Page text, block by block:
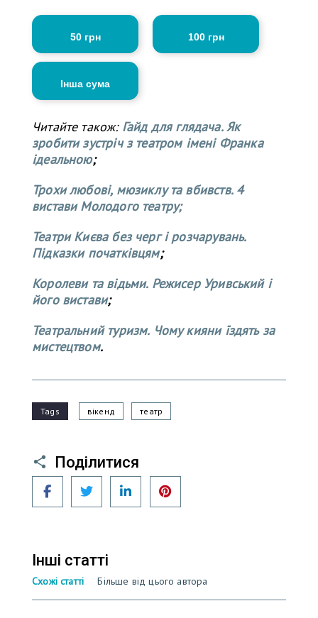
50 грн 100 грн
Інша сума
Читайте також: Гайд для глядача. Як
зробити зустріч з театром імені Франка
ідеальною;
Трохи любові, мюзиклу та вбивств. 4
вистави Молодого театру;
Театри Києва без черг і розчарувань.
Підказки початківцям;
Королеви та відьми. Режисер Уривський і
його вистави;
Театральний туризм. Чому кияни їздять за
мистецтвом.
Tags вікенд театр
Поділитися
FacebookTwitter LinkedIn
Інші статті
Схожі статті Більше від цього автора